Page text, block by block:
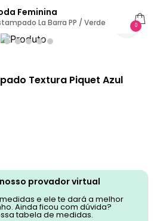
Feminina
La Barra PP / Verde 0
Textura Piquet Azul
provador virtual
e ele te dará a melhor
Ainda ficou com dúvida?
tabela de medidas.